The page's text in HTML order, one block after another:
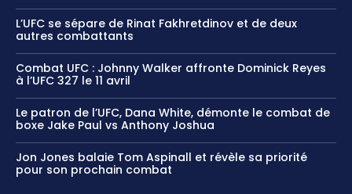
L’UFC se sépare de Rinat Fakhretdinov et de deux
autres combattants
Combat UFC : Johnny Walker affronte Dominick Reyes
à l’UFC 327 le 11 avril
Le patron de l’UFC, Dana White, démonte le combat de
boxe Jake Paul vs Anthony Joshua
Jon Jones balaie Tom Aspinall et révèle sa priorité
pour son prochain combat